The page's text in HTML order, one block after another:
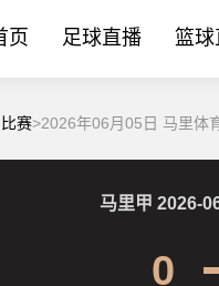
页 足球直播 篮
赛>2026年06月05日 马里体
马里甲 2026-
0